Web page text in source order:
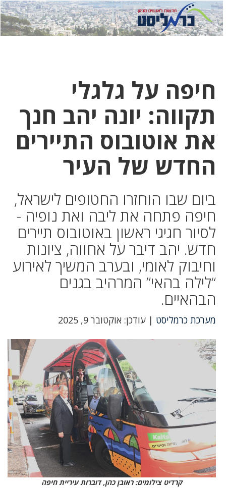
לחץ
כאן
לחץ
כדי
חיפה על גלגלי
תקווה: יונה יהב חנך
את אוטובוס התיירים
החדש של העיר
ביום שבו הוחזרו החטופים לישראל,
חיפה פתחה את ליבה ואת נופיה -
לסיור חגיגי ראשון באוטובוס תיירים
חדש. יהב דיבר על אחווה, ציונות
וחיבוק לאומי, ובערב המשיך לאירוע
“לילה בהאי” המרהיב בגנים
הבהאיים.
מערכת כרמליסט | עודכן: אוקטובר 9, 2025
קרדיט צילומים: ראובן כהן, דוברות עיריית חיפה